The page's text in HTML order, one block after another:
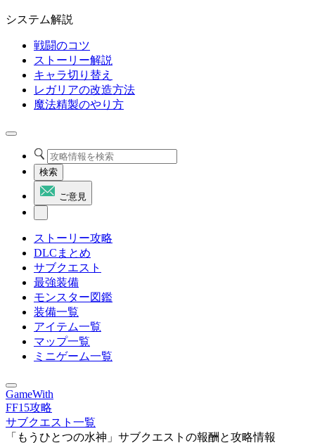
システム解説
戦闘のコツ
ストーリー解説
キャラ切り替え
レガリアの改造方法
魔法精製のやり方
検索
ご意見
ストーリー攻略
DLCまとめ
サブクエスト
最強装備
モンスター図鑑
装備一覧
アイテム一覧
マップ一覧
ミニゲーム一覧
GameWith
FF15攻略
サブクエスト一覧
「もうひとつの水神」サブクエストの報酬と攻略情報